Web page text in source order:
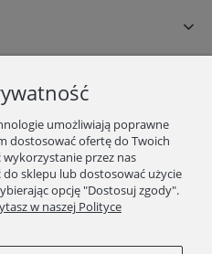
511 29 29 99
2008
wersję strony
Shoper Premium
umożliwiają poprawne
dostosować ofertę do Twoich
przez nas
sklepu lub dostosować użycie
opcję "Dostosuj zgody".
w naszej Polityce